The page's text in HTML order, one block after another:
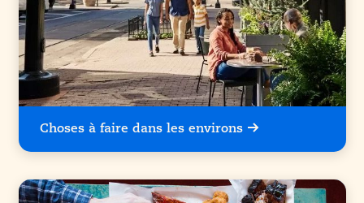
Choses à faire dans les environs